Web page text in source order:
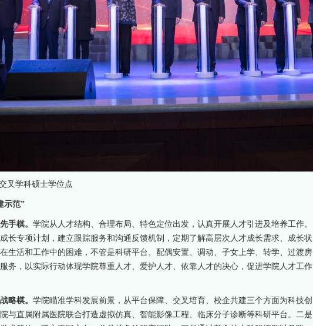
叉学科硕士学位点
示范”
手棋。 学院从人才结构、合理布局、特色定位出发，认真开展人才引进及培养工作。
长专项计划，建立跟踪服务和沟通反馈机制，定期了解高层次人才成长需求、成长状
生活和工作中的困难，不管是科研平台、配偶安置、调动、子女上学、转学、过渡房
务，以实际行动体现学院尊重人才、爱护人才、依靠人才的决心，促进学院人才工作
略棋。 学院瞄准学科发展前景，从平台保障、交叉培育、校企共建三个方面为科技创
与直属附属医院联合打造虚拟仿真、智能影像工程、临床分子诊断等科研平台。二是